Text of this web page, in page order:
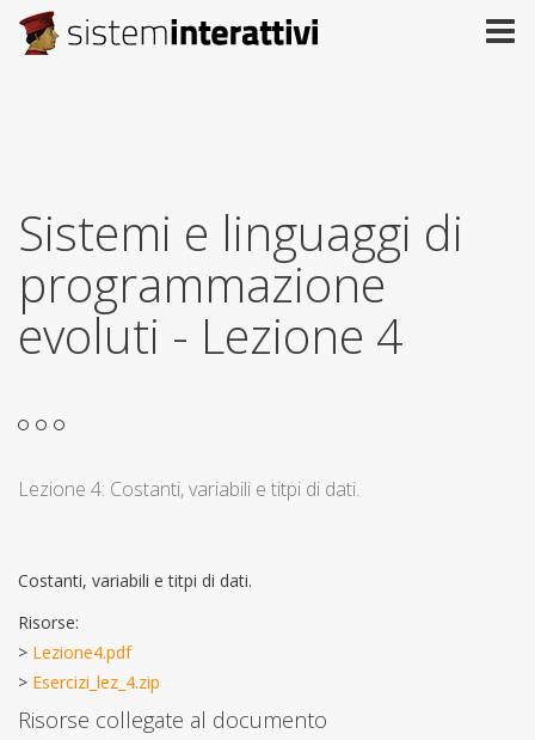
Sistemi e linguaggi di
programmazione
evoluti - Lezione 4
Lezione 4: Costanti, variabili e titpi di dati.
Costanti, variabili e titpi di dati.
Risorse:
> Lezione4.pdf
> Esercizi_lez_4.zip
Risorse collegate al documento